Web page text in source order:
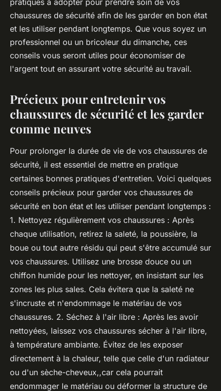
pratiques à adopter pour prendre soin de vos
chaussures de sécurité afin de les garder en bon état
et les utiliser pendant longtemps. Que vous soyez un
professionnel ou un bricoleur du dimanche, ces
conseils vous seront utiles pour économiser de
l'argent tout en assurant votre sécurité au travail.
Précieux pour entretenir vos
chaussures de sécurité et les garder
comme neuves
Pour prolonger la durée de vie de vos chaussures de
sécurité, il est essentiel de mettre en pratique
certaines bonnes pratiques d'entretien. Voici quelques
conseils précieux pour garder vos chaussures de
sécurité en bon état et les utiliser pendant longtemps :
1. Nettoyez régulièrement vos chaussures : Après
chaque utilisation, retirez la saleté, la poussière, la
boue ou tout autre résidu qui peut s'être accumulé sur
vos chaussures. Utilisez une brosse douce ou un
chiffon humide pour les nettoyer, en insistant sur les
zones les plus sales. Cela évitera que la saleté ne
s'incruste et n'endommage le matériau de vos
chaussures. 2. Séchez à l'air libre : Après les avoir
nettoyées, laissez vos chaussures sécher à l'air libre,
à température ambiante. Évitez de les exposer
directement à la chaleur, telle que celle d'un radiateur
ou d'un sèche-cheveux,,car cela pourrait
endommager le matériau ou déformer la structure de